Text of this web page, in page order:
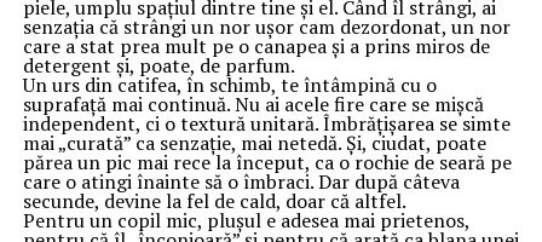
piele, umplu spațiul dintre tine și el. Când îl strângi, ai
senzația că strângi un nor ușor cam dezordonat, un nor
care a stat prea mult pe o canapea și a prins miros de
detergent și, poate, de parfum.
Un urs din catifea, în schimb, te întâmpină cu o
suprafață mai continuă. Nu ai acele fire care se mișcă
independent, ci o textură unitară. Îmbrățișarea se simte
mai „curată” ca senzație, mai netedă. Și, ciudat, poate
părea un pic mai rece la început, ca o rochie de seară pe
care o atingi înainte să o îmbraci. Dar după câteva
secunde, devine la fel de cald, doar că altfel.
Pentru un copil mic, plușul e adesea mai prietenos,